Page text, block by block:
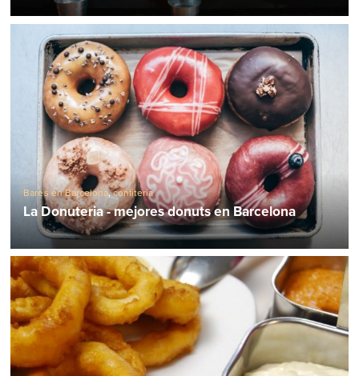
Bares en Barcelona,confitería
La Donuteria - mejores donuts en Barcelona